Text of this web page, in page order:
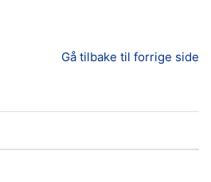
Gå tilbake til forrige side